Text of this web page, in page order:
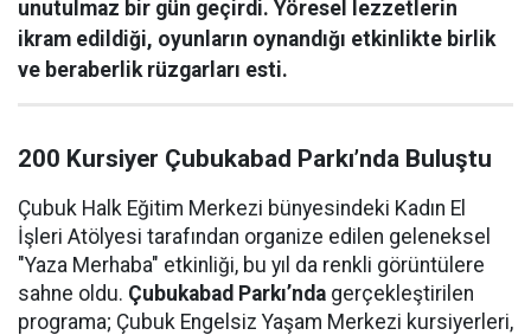
unutulmaz bir gün geçirdi. Yöresel lezzetlerin
ikram edildiği, oyunların oynandığı etkinlikte birlik
ve beraberlik rüzgarları esti.
200 Kursiyer Çubukabad Parkı’nda Buluştu
Çubuk Halk Eğitim Merkezi bünyesindeki Kadın El
İşleri Atölyesi tarafından organize edilen geleneksel
"Yaza Merhaba" etkinliği, bu yıl da renkli görüntülere
sahne oldu. Çubukabad Parkı’nda gerçekleştirilen
programa; Çubuk Engelsiz Yaşam Merkezi kursiyerleri,